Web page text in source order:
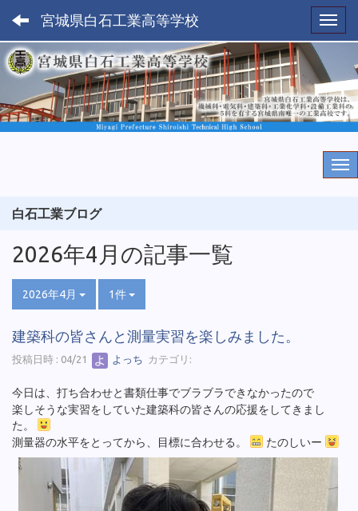
宮城県白石工業高等学校
白石工業ブログ
2026年4月の記事一覧
2026年4月 1件
建築科の皆さんと測量実習を楽しみました。
投稿日時 : 04/21 よっち カテゴリ:
今日は、打ち合わせと書類仕事でブラブラできなかったので
楽しそうな実習をしていた建築科の皆さんの応援をしてきまし
た。
測量器の水平をとってから、目標に合わせる。
たのしいー